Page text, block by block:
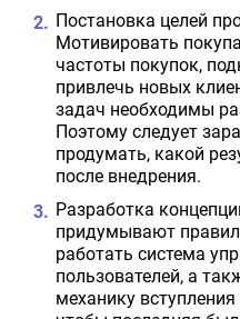
Постановка целей
Мотивировать
частоты покупок,
привлечь новых
задач необходимы
Поэтому следует
продумать, какой
после внедрения.
Разработка
придумывают
работать система
пользователей, а
механику